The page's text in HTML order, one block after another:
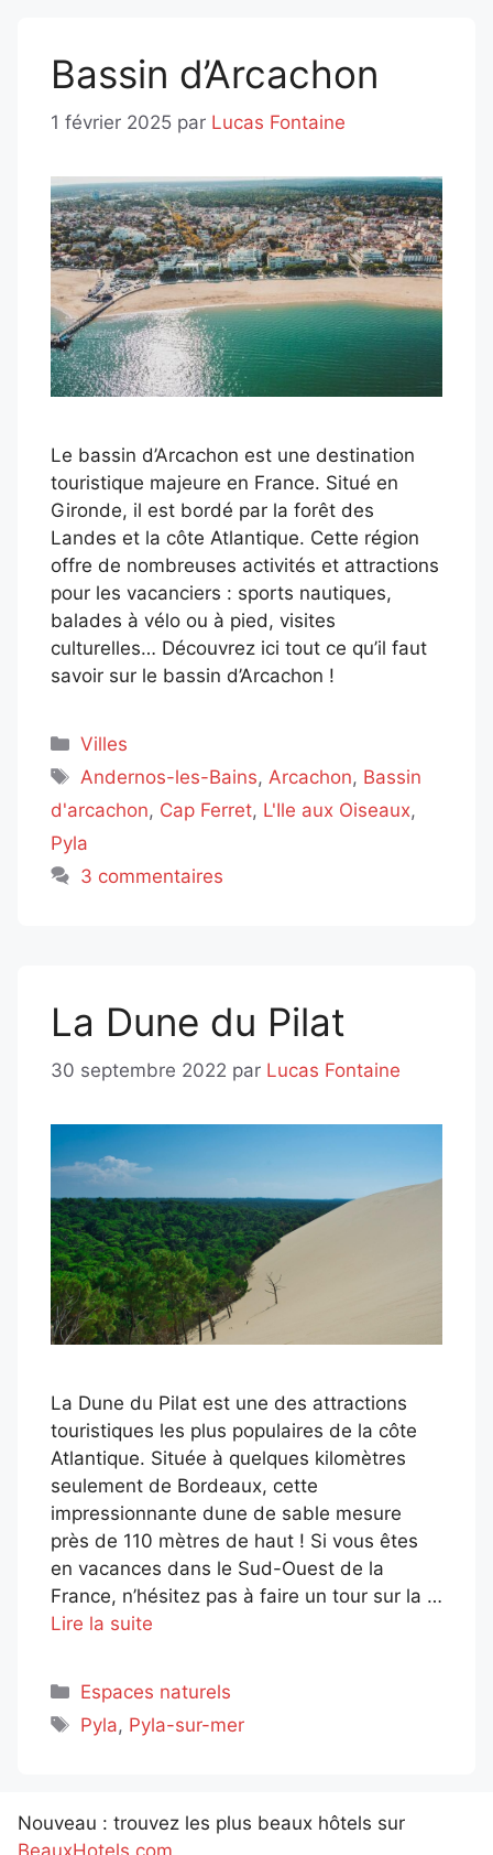
Bassin d’Arcachon
1 février 2025 par Lucas Fontaine
Le bassin d’Arcachon est une destination
touristique majeure en France. Situé en
Gironde, il est bordé par la forêt des
Landes et la côte Atlantique. Cette région
offre de nombreuses activités et attractions
pour les vacanciers : sports nautiques,
balades à vélo ou à pied, visites
culturelles… Découvrez ici tout ce qu’il faut
savoir sur le bassin d’Arcachon !
Catégories
Villes
Étiquettes
Andernos-les-Bains, Arcachon, Bassin
d'arcachon, Cap Ferret, L'Ile aux Oiseaux,
Pyla
3 commentaires
La Dune du Pilat
30 septembre 2022 par Lucas Fontaine
La Dune du Pilat est une des attractions
touristiques les plus populaires de la côte
Atlantique. Située à quelques kilomètres
seulement de Bordeaux, cette
impressionnante dune de sable mesure
près de 110 mètres de haut ! Si vous êtes
en vacances dans le Sud-Ouest de la
France, n’hésitez pas à faire un tour sur la …
Lire la suite
Catégories
Espaces naturels
Étiquettes
Pyla, Pyla-sur-mer
Nouveau : trouvez les plus beaux hôtels sur